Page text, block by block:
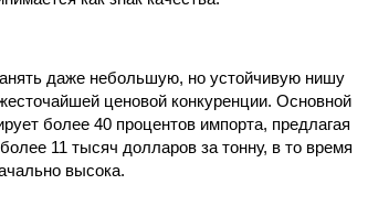
даже небольшую, но устойчивую нишу
ценовой конкуренции. Основной
более 40 процентов импорта, предлагая
11 тысяч долларов за тонну, в то время
высока.